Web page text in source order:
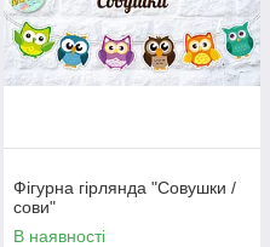
Фігурна гірлянда "Совушки /
сови"
В наявності